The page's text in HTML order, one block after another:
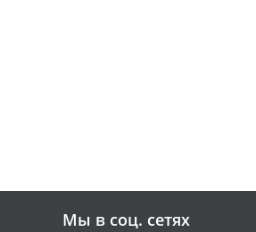
Мы в соц. сетях